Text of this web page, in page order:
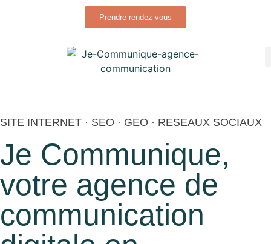
Prendre rendez-vous
SITE INTERNET · SEO · GEO · RESEAUX SOCIAUX
Je Communique,
votre agence de
communication